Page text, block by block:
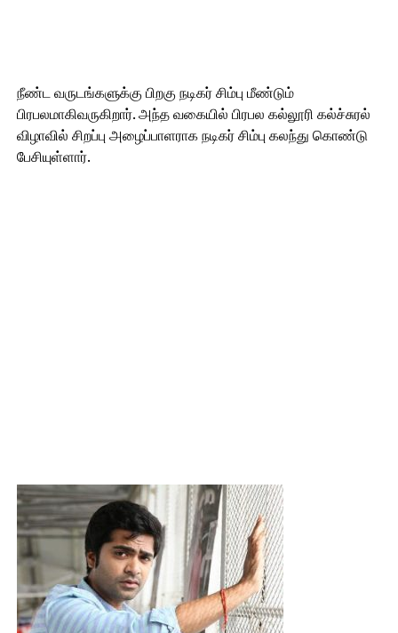
நீண்ட வருடங்களுக்கு பிறகு நடிகர் சிம்பு மீண்டும்
பிரபலமாகிவருகிறார். அந்த வகையில் பிரபல கல்லூரி கல்ச்சுரல்
விழாவில் சிறப்பு அழைப்பாளராக நடிகர் சிம்பு கலந்து கொண்டு
பேசியுள்ளார்.